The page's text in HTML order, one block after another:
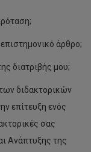
άρθρο;
διατριβής μου;
διδακτορικών
επίτευξη ενός
σας
Ανάπτυξης της